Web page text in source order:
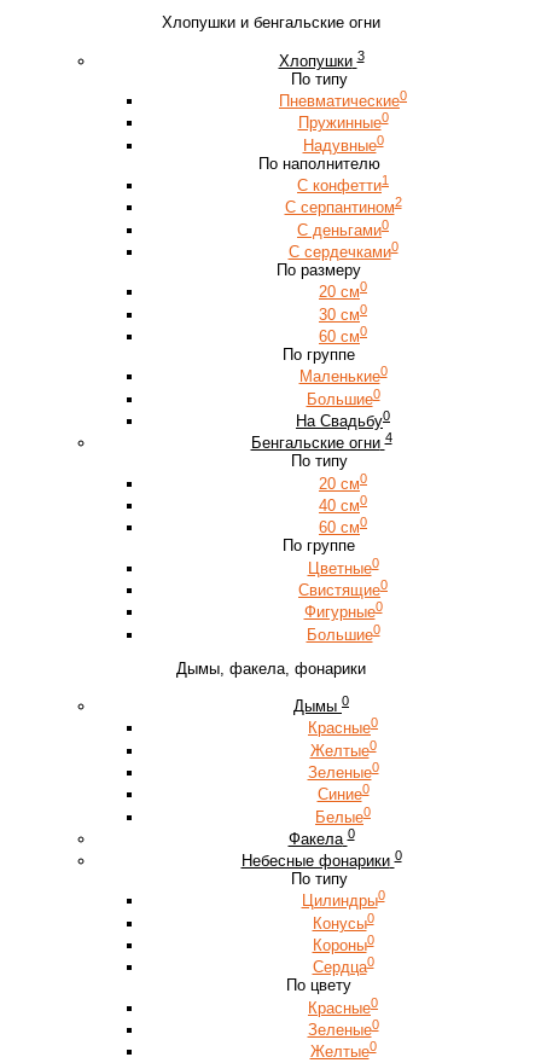
Хлопушки и бенгальские огни
Хлопушки 3
По типу
Пневматические0
Пружинные0
Надувные0
По наполнителю
С конфетти1
С серпантином2
С деньгами0
С сердечками0
По размеру
20 см0
30 см0
60 см0
По группе
Маленькие0
Большие0
На Свадьбу0
Бенгальские огни 4
По типу
20 см0
40 см0
60 см0
По группе
Цветные0
Свистящие0
Фигурные0
Большие0
Дымы, факела, фонарики
Дымы 0
Красные0
Желтые0
Зеленые0
Синие0
Белые0
Факела 0
Небесные фонарики 0
По типу
Цилиндры0
Конусы0
Короны0
Сердца0
По цвету
Красные0
Зеленые0
Желтые0